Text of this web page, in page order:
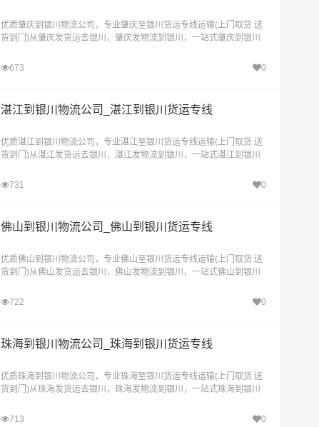
优质肇庆到银川物流公司，专业肇庆至银川货运专线运输(上门取货 送
货到门)从肇庆发货运去银川，肇庆发物流到银川，一站式肇庆到银川
673
0
湛江到银川物流公司_湛江到银川货运专线
优质湛江到银川物流公司，专业湛江至银川货运专线运输(上门取货 送
货到门)从湛江发货运去银川，湛江发物流到银川，一站式湛江到银川
731
0
佛山到银川物流公司_佛山到银川货运专线
优质佛山到银川物流公司，专业佛山至银川货运专线运输(上门取货 送
货到门)从佛山发货运去银川，佛山发物流到银川，一站式佛山到银川
722
0
珠海到银川物流公司_珠海到银川货运专线
优质珠海到银川物流公司，专业珠海至银川货运专线运输(上门取货 送
货到门)从珠海发货运去银川，珠海发物流到银川，一站式珠海到银川
713
0